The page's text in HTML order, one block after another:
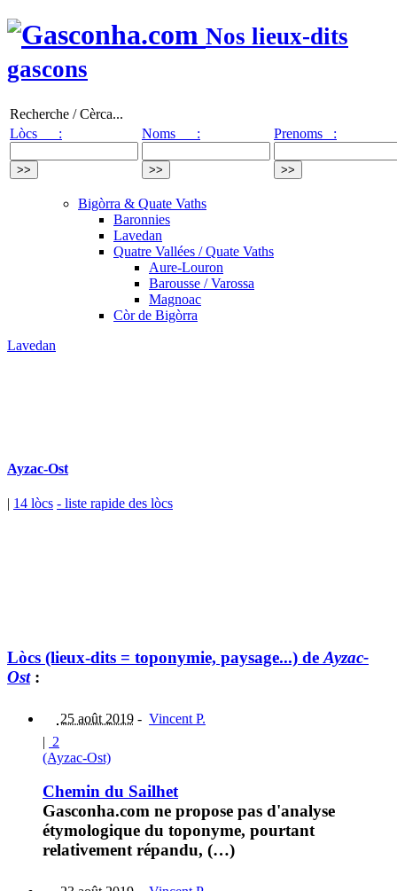
Nos lieux-dits
gascons
Recherche / Cèrca...
Lòcs :
Noms : Prenoms :
Bigòrra & Quate Vaths
Baronnies
Lavedan
Quatre Vallées / Quate Vaths
Aure-Louron
Barousse / Varossa
Magnoac
Còr de Bigòrra
Lavedan
Ayzac-Ost
| 14 lòcs - liste rapide des lòcs
Lòcs (lieux-dits = toponymie, paysage...) de Ayzac-
Ost:
25 août 2019 - Vincent P.
| 2
(Ayzac-Ost)
Chemin du Sailhet
Gasconha.com ne propose pas d'analyse
étymologique du toponyme, pourtant
relativement répandu, (…)